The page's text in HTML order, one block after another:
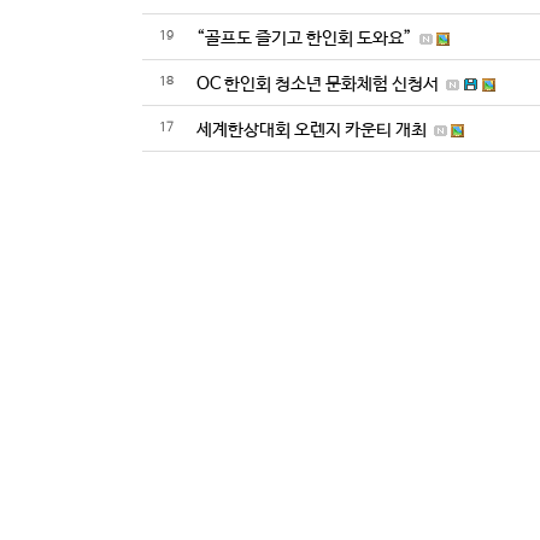
19 “골프도 즐기고 한인회 도와요”
18 OC 한인회 청소년 문화체험 신청서
17 세계한상대회 오렌지 카운티 개최